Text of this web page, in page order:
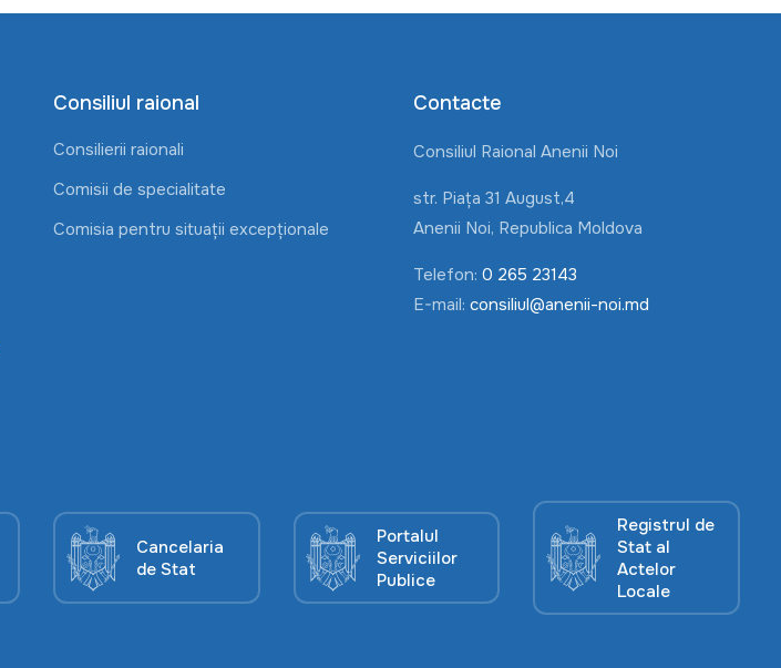
Consiliul raional
Consilierii raionali
Comisii de specialitate
Comisia pentru situații excepționale
Contacte
Consiliul Raional Anenii Noi
str. Piața 31 August,4
Anenii Noi, Republica Moldova
Telefon: 0 265 23143
E-mail: consiliul@anenii-noi.md
Cancelaria
de Stat
Portalul
Serviciilor
Publice
Registrul de
Stat al
Actelor
Locale